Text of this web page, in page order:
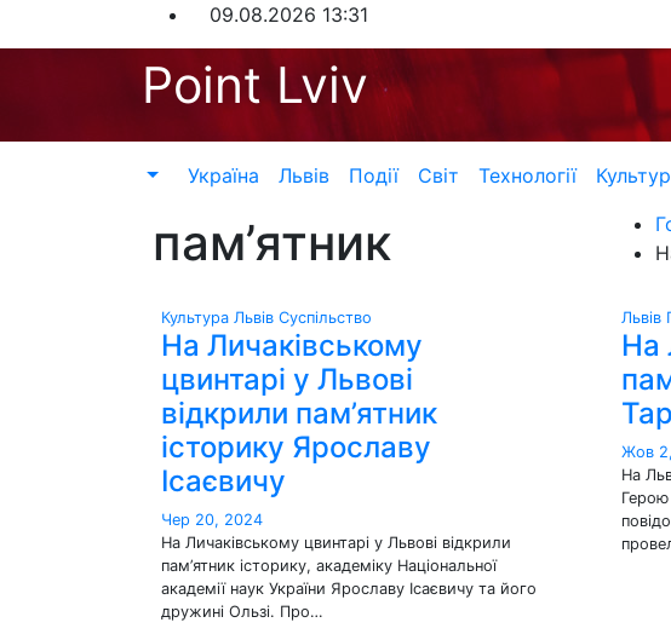
до
09.08.2026 13:31
Point Lviv
Україна Львів Події Світ Технології
пам’ятник
Культура Львів Суспільство
На Личаківському
цвинтарі у Львові
відкрили пам’ятник
історику Ярославу
Ісаєвичу
Чер 20, 2024
На Личаківському цвинтарі у Львові відкрили
пам’ятник історику, академіку Національної
академії наук України Ярославу Ісаєвичу та його
дружині Ользі. Про…
Львів
На
Жов
На
Герою